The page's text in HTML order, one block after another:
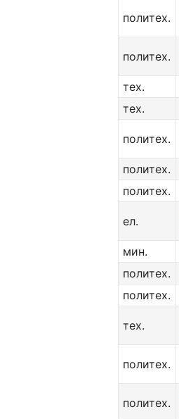
политех.
политех.
тех.
тех.
политех.
политех.
политех.
ел.
мин.
политех.
политех.
тех.
политех.
политех.